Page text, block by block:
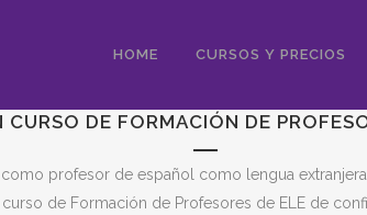
HOME CURSOS Y PRECIOS
DE FORMACIÓN DE
profesor de español como lengua
de Formación de Profesores de ELE de